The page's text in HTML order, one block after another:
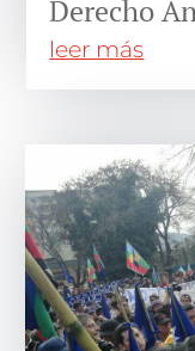
Derecho
leer más